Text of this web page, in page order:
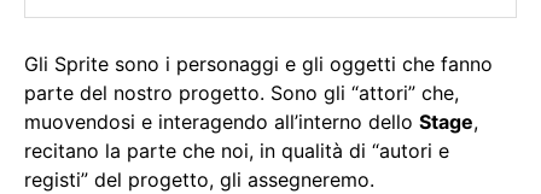
Gli Sprite sono i personaggi e gli oggetti che fanno
parte del nostro progetto. Sono gli “attori” che,
muovendosi e interagendo all’interno dello Stage,
recitano la parte che noi, in qualità di “autori e
registi” del progetto, gli assegneremo.